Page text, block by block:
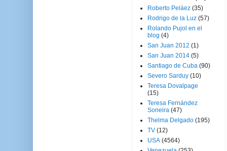
Roberto Peláez (35)
Rodrigo de la Luz (57)
Rolando Pujol en el
blog (4)
San Juan 2012 (1)
San Juan 2014 (5)
Santiago de Cuba (90)
Severo Sarduy (10)
Teresa Dovalpage
(15)
Teresa Fernández
Soneira (47)
Thelma Delgado (195)
TV (12)
USA (4564)